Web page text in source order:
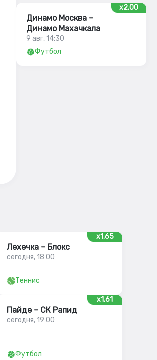
x2.00
Динамо Москва –
Динамо Махачкала
9 авг, 14:30
Футбол
x1.65
Лехечка – Блокс
сегодня, 18:00
Теннис
x1.61
Пайде – СК Рапид
сегодня, 19:00
Футбол